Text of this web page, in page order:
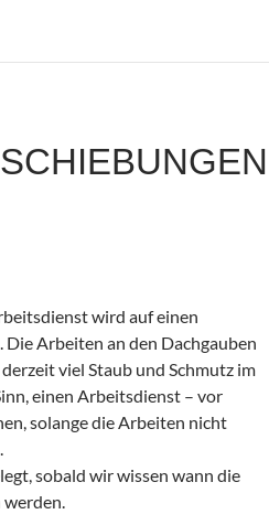
wird auf einen
Arbeiten an den Dachgauben
viel Staub und Schmutz im
einen Arbeitsdienst – vor
solange die Arbeiten nicht
sobald wir wissen wann die
werden.